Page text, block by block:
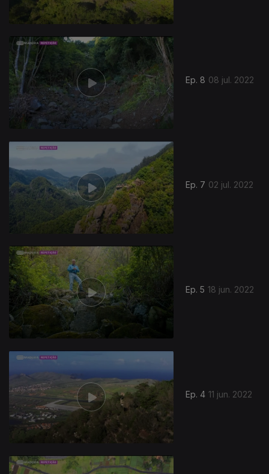
Ep. 8 08 jul. 2022
Ep. 7 02 jul. 2022
Ep. 5 18 jun. 2022
Ep. 4 11 jun. 2022